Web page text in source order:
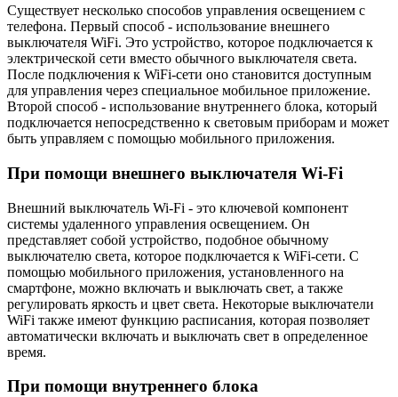
Существует несколько способов управления освещением с
телефона. Первый способ - использование внешнего
выключателя WiFi. Это устройство, которое подключается к
электрической сети вместо обычного выключателя света.
После подключения к WiFi-сети оно становится доступным
для управления через специальное мобильное приложение.
Второй способ - использование внутреннего блока, который
подключается непосредственно к световым приборам и может
быть управляем с помощью мобильного приложения.
При помощи внешнего выключателя Wi-Fi
Внешний выключатель Wi-Fi - это ключевой компонент
системы удаленного управления освещением. Он
представляет собой устройство, подобное обычному
выключателю света, которое подключается к WiFi-сети. С
помощью мобильного приложения, установленного на
смартфоне, можно включать и выключать свет, а также
регулировать яркость и цвет света. Некоторые выключатели
WiFi также имеют функцию расписания, которая позволяет
автоматически включать и выключать свет в определенное
время.
При помощи внутреннего блока